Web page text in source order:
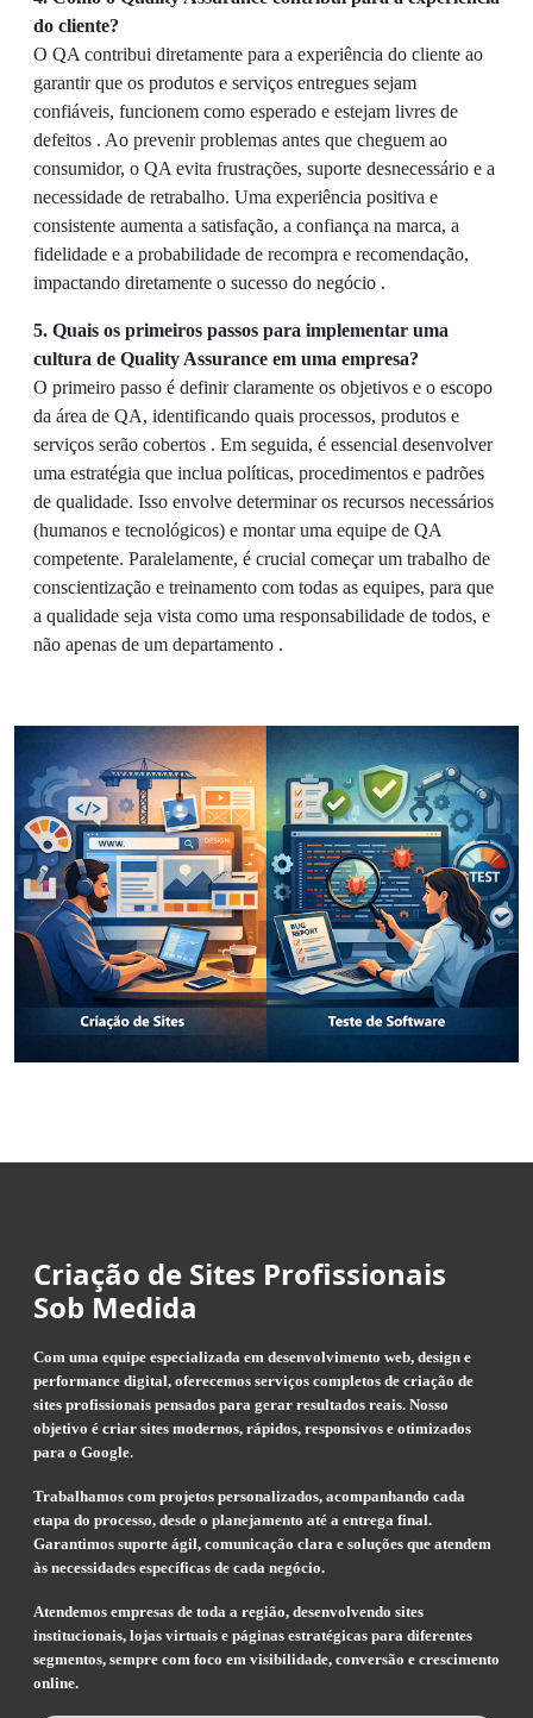
do cliente?
O QA contribui diretamente para a experiência do cliente ao
garantir que os produtos e serviços entregues sejam
confiáveis, funcionem como esperado e estejam livres de
defeitos . Ao prevenir problemas antes que cheguem ao
consumidor, o QA evita frustrações, suporte desnecessário e a
necessidade de retrabalho. Uma experiência positiva e
consistente aumenta a satisfação, a confiança na marca, a
fidelidade e a probabilidade de recompra e recomendação,
impactando diretamente o sucesso do negócio .
5. Quais os primeiros passos para implementar uma
cultura de Quality Assurance em uma empresa?
O primeiro passo é definir claramente os objetivos e o escopo
da área de QA, identificando quais processos, produtos e
serviços serão cobertos . Em seguida, é essencial desenvolver
uma estratégia que inclua políticas, procedimentos e padrões
de qualidade. Isso envolve determinar os recursos necessários
(humanos e tecnológicos) e montar uma equipe de QA
competente. Paralelamente, é crucial começar um trabalho de
conscientização e treinamento com todas as equipes, para que
a qualidade seja vista como uma responsabilidade de todos, e
não apenas de um departamento .
Criação de Sites Profissionais
Sob Medida
Com uma equipe especializada em desenvolvimento web, design e
performance digital, oferecemos serviços completos de criação de
sites profissionais pensados para gerar resultados reais. Nosso
objetivo é criar sites modernos, rápidos, responsivos e otimizados
para o Google.
Trabalhamos com projetos personalizados, acompanhando cada
etapa do processo, desde o planejamento até a entrega final.
Garantimos suporte ágil, comunicação clara e soluções que atendem
às necessidades específicas de cada negócio.
Atendemos empresas de toda a região, desenvolvendo sites
institucionais, lojas virtuais e páginas estratégicas para diferentes
segmentos, sempre com foco em visibilidade, conversão e crescimento
online.